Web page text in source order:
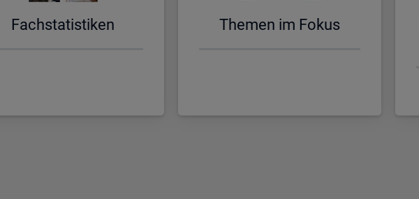
Fach­sta­tis­ti­ken The­men im Fokus